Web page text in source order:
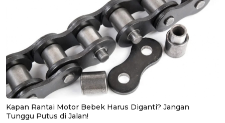
Kapan Rantai Motor Bebek Harus Diganti? Jangan
Tunggu Putus di Jalan!